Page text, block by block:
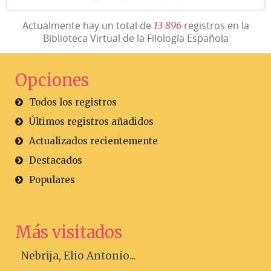
Actualmente hay un total de 13 896registros en la
Biblioteca Virtual de la Filología Española
Opciones
Todos los registros
Últimos registros añadidos
Actualizados recientemente
Destacados
Populares
Más visitados
Nebrija, Elio Antonio...